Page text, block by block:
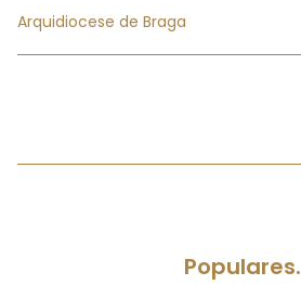
Arquidiocese de Braga
Populares.